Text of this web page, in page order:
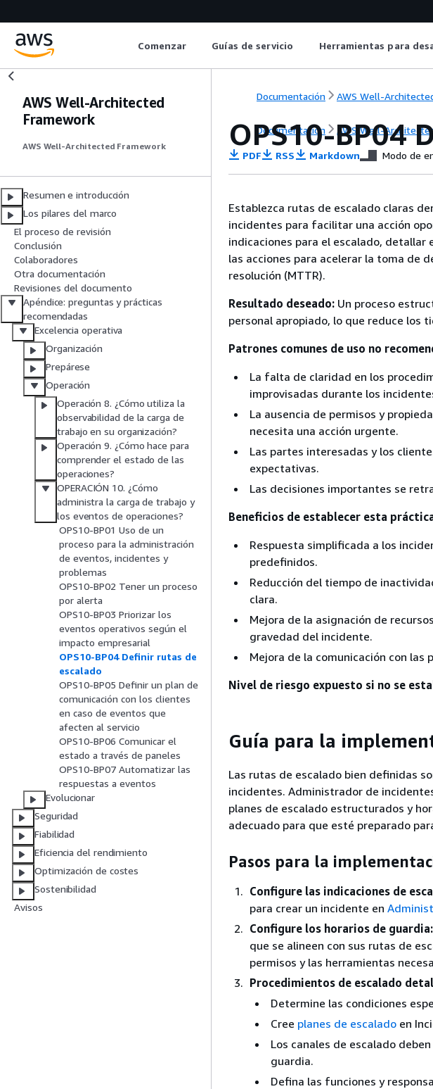
Comenzar Guías de servicio Herramientas para
AWS Well-Architected
Framework
AWS Well-Architected Framework
Resumen e introducción
Los pilares del marco
El proceso de revisión
Conclusión
Colaboradores
Otra documentación
Revisiones del documento
Apéndice: preguntas y prácticas
recomendadas
Excelencia operativa
Organización
Prepárese
Operación
Operación 8. ¿Cómo utiliza la
observabilidad de la carga de
trabajo en su organización?
Operación 9. ¿Cómo hace para
comprender el estado de las
operaciones?
OPERACIÓN 10. ¿Cómo
administra la carga de trabajo y
los eventos de operaciones?
OPS10-BP01 Uso de un
proceso para la administración
de eventos, incidentes y
problemas
OPS10-BP02 Tener un proceso
por alerta
OPS10-BP03 Priorizar los
eventos operativos según el
impacto empresarial
OPS10-BP04 Definir rutas de
escalado
OPS10-BP05 Definir un plan de
comunicación con los clientes
en caso de eventos que
afecten al servicio
OPS10-BP06 Comunicar el
estado a través de paneles
OPS10-BP07 Automatizar las
respuestas a eventos
Evolucionar
Seguridad
Fiabilidad
Eficiencia del rendimiento
Optimización de costes
Sostenibilidad
Avisos
Documentación AWS Well-
Documentación AWS Well-
OPS10-BP04
PDF RSS Markdown Modo de
Establezca rutas de escalado claras
incidentes para facilitar una acción
indicaciones para el escalado, detallar
las acciones para acelerar la toma de
resolución (MTTR).
Resultado deseado: Un proceso
personal apropiado, lo que reduce los
Patrones comunes de uso no
La falta de claridad en los
improvisadas durante los
La ausencia de permisos y
necesita una acción urgente.
Las partes interesadas y los
expectativas.
Las decisiones importantes se
Beneficios de establecer esta
Respuesta simplificada a los
predefinidos.
Reducción del tiempo de
clara.
Mejora de la asignación de
gravedad del incidente.
Mejora de la comunicación con
Nivel de riesgo expuesto si no se
Guía para la
Las rutas de escalado bien definidas
incidentes. Administrador de
planes de escalado estructurados y
adecuado para que esté preparado
Pasos para la
Configure las indicaciones de
para crear un incidente en
Configure los horarios de guardia:
que se alineen con sus rutas de
permisos y las herramientas
Procedimientos de escalado
Determine las condiciones
Cree planes de escalado en
Los canales de escalado
guardia.
Defina las funciones y